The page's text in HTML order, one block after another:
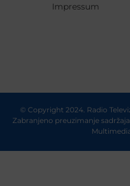
Impressum
© Copyright 2024. Radio
Zabranjeno preuzimanje